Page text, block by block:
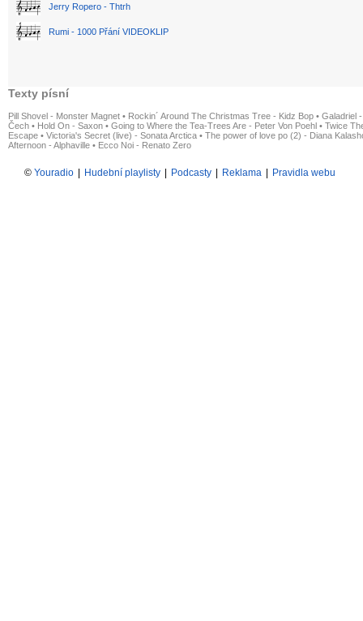
Jerry Ropero - Thtrh
Rumi - 1000 Přání VIDEOKLIP
Texty písní
Pill Shovel - Monster Magnet • Rockin´ Around The Christmas Tree - Kidz Bop • Galadriel
Čech • Hold On - Saxon • Going to Where the Tea-Trees Are - Peter Von Poehl • Twice
Escape • Victoria's Secret (live) - Sonata Arctica • The power of love po (2) - Diana
Afternoon - Alphaville • Ecco Noi - Renato Zero
© Youradio | Hudební playlisty | Podcasty | Reklama | Pravidla webu